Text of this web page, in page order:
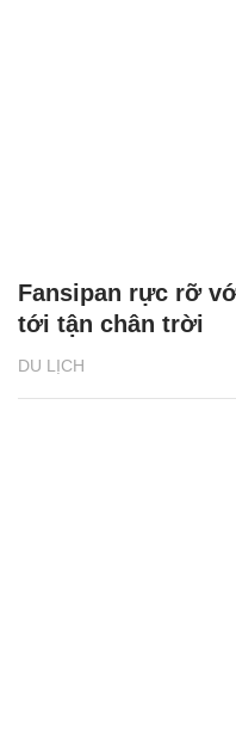
DU LỊCH
Fansipan rực rỡ
tới tận chân trời